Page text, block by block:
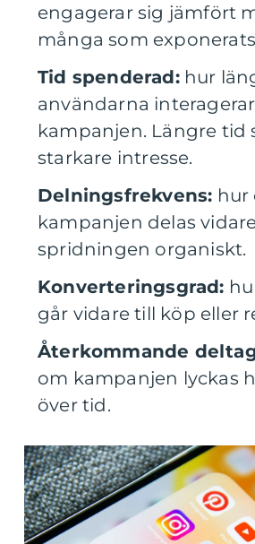
engagerar sig jämfört
många som
Tid spenderad:hur
användarna
kampanjen. Längre tid
starkare intresse.
Delningsfrekvens: hur
kampanjen delas
spridningen organiskt.
Konverteringsgrad:
går vidare till köp eller
Återkommande
om kampanjen lyckas
över tid.